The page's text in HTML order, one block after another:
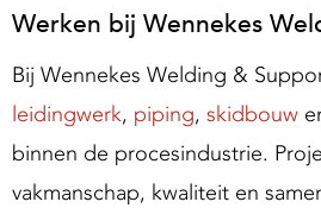
Werken bij Wennekes
Bij Wennekes Welding &
leidingwerk, piping, skidbouw
binnen de procesindustrie.
vakmanschap, kwaliteit en